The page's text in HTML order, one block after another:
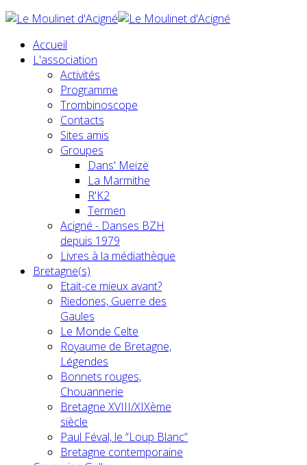
Accueil
L'association
Activités
Programme
Trombinoscope
Contacts
Sites amis
Groupes
Dans' Meizë
La Marmithe
R'K2
Termen
Acigné - Danses BZH
depuis 1979
Livres à la médiathèque
Bretagne(s)
Etait-ce mieux avant?
Riedones, Guerre des
Gaules
Le Monde Celte
Royaume de Bretagne,
Légendes
Bonnets rouges,
Chouannerie
Bretagne XVIII/XIXème
siècle
Paul Féval, le “Loup Blanc”
Bretagne contemporaine